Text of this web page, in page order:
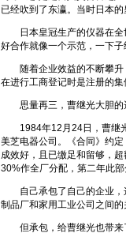
已经吹到了东瀛。当时日本
日本皇冠生产的仪器在全
好合作就像一个示范，一下
随着企业效益的不断攀升
在进行工商登记时是注册的
思量再三，曹继光大胆的
1984年12月24日，曹继光
美芝电器公司。《合同》约
成效好，且已缴足和留够，
30%作全厂分配，第二年此部
自己承包了自己的企业，
制品厂和家用工业公司之间的
但承包，给曹继光也带来